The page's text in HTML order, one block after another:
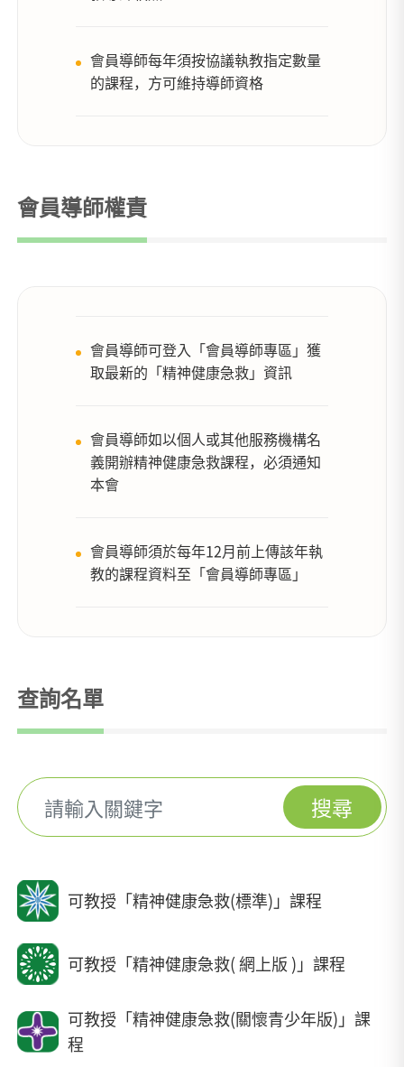
會員導師每年須按協議執教指定數量
的課程，方可維持導師資格
會員導師權責
會員導師可登入「會員導師專區」獲
取最新的「精神健康急救」資訊
會員導師如以個人或其他服務機構名
義開辦精神健康急救課程，必須通知
本會
會員導師須於每年12月前上傳該年執
教的課程資料至「會員導師專區」
查詢名單
搜尋
可教授「精神健康急救(標準)」課程
可教授「精神健康急救( 網上版 )」課程
可教授「精神健康急救(關懷青少年版)」課
程